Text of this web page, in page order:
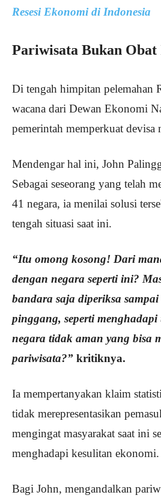
Resesi Ekonomi di Indonesia
Pariwisata Bukan Obat
Di tengah himpitan pelemahan
wacana dari Dewan Ekonomi
pemerintah memperkuat devisa
Mendengar hal ini, John
Sebagai seseorang yang telah
41 negara, ia menilai solusi
tengah situasi saat ini.
“Itu omong kosong! Dari
dengan negara seperti ini?
bandara saja diperiksa
pinggang, seperti
negara tidak aman yang bisa
pariwisata?” kritiknya.
Ia mempertanyakan klaim
tidak merepresentasikan
mengingat masyarakat saat ini
menghadapi kesulitan ekonomi.
Bagi John, mengandalkan